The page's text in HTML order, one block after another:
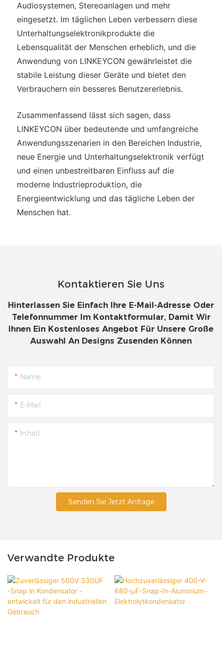
Audiosystemen, Stereoanlagen und mehr
eingesetzt. Im täglichen Leben verbessern diese
Unterhaltungselektronikprodukte die
Lebensqualität der Menschen erheblich, und die
Anwendung von LINKEYCON gewährleistet die
stabile Leistung dieser Geräte und bietet den
Verbrauchern ein besseres Benutzererlebnis.
Zusammenfassend lässt sich sagen, dass
LINKEYCON über bedeutende und umfangreiche
Anwendungsszenarien in den Bereichen Industrie,
neue Energie und Unterhaltungselektronik verfügt
und einen unbestreitbaren Einfluss auf die
moderne Industrieproduktion, die
Energieentwicklung und das tägliche Leben der
Menschen hat.
Kontaktieren Sie Uns
Hinterlassen Sie Einfach Ihre E-Mail-Adresse Oder
Telefonnummer Im Kontaktformular, Damit Wir
Ihnen Ein Kostenloses Angebot Für Unsere Große
Auswahl An Designs Zusenden Können
Name
E-Mail
Inhalt
Senden Sie Jetzt Anfrage
Verwandte Produkte